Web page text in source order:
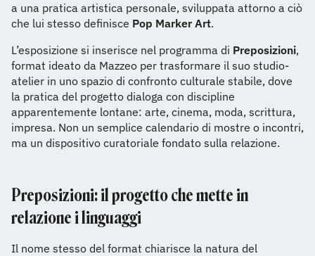
a una pratica artistica personale, sviluppata attorno a ciò
che lui stesso definisce Pop Marker Art.
L’esposizione si inserisce nel programma di Preposizioni,
format ideato da Mazzeo per trasformare il suo studio-
atelier in uno spazio di confronto culturale stabile, dove
la pratica del progetto dialoga con discipline
apparentemente lontane: arte, cinema, moda, scrittura,
impresa. Non un semplice calendario di mostre o incontri,
ma un dispositivo curatoriale fondato sulla relazione.
Preposizioni: il progetto che mette in
relazione i linguaggi
Il nome stesso del format chiarisce la natura del